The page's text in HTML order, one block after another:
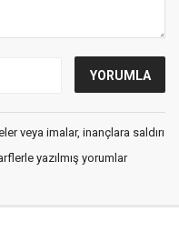
veya imalar, inançlara saldırı
yazılmış yorumlar